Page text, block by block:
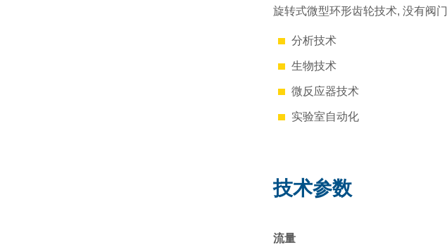
旋转式微型环形齿轮技术, 没有阀门
分析技术
生物技术
微反应器技术
实验室自动化
技术参数
流量